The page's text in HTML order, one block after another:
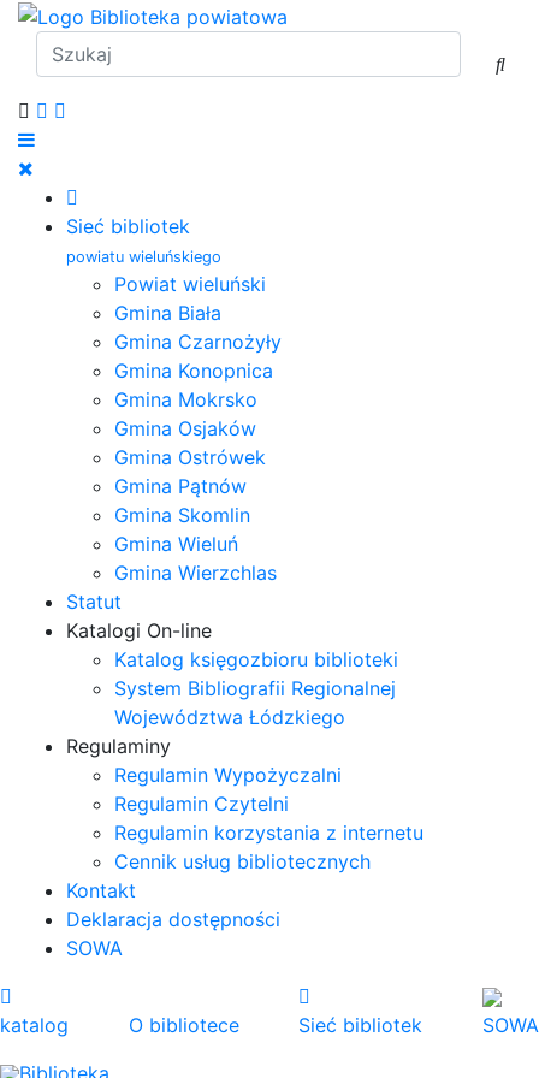
Sieć bibliotek
powiatu wieluńskiego
Powiat wieluński
Gmina Biała
Gmina Czarnożyły
Gmina Konopnica
Gmina Mokrsko
Gmina Osjaków
Gmina Ostrówek
Gmina Pątnów
Gmina Skomlin
Gmina Wieluń
Gmina Wierzchlas
Statut
Katalogi On-line
Katalog księgozbioru biblioteki
System Bibliografii Regionalnej
Województwa Łódzkiego
Regulaminy
Regulamin Wypożyczalni
Regulamin Czytelni
Regulamin korzystania z internetu
Cennik usług bibliotecznych
Kontakt
Deklaracja dostępności
SOWA
katalog O bibliotece Sieć bibliotek
SOWA
Biblioteka